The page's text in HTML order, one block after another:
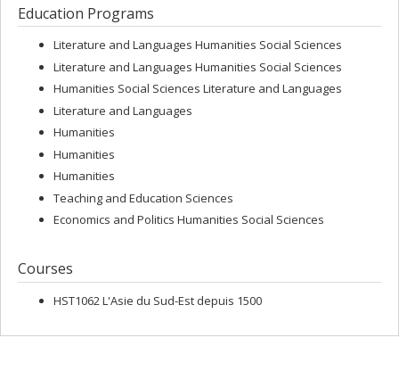
Education Programs
Literature and Languages Humanities Social Sciences
Literature and Languages Humanities Social Sciences
Humanities Social Sciences Literature and Languages
Literature and Languages
Humanities
Humanities
Humanities
Teaching and Education Sciences
Economics and Politics Humanities Social Sciences
Courses
HST1062 L'Asie du Sud-Est depuis 1500